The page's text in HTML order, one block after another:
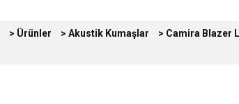
> Ürünler > Akustik Kumaşlar > Camira Blazer